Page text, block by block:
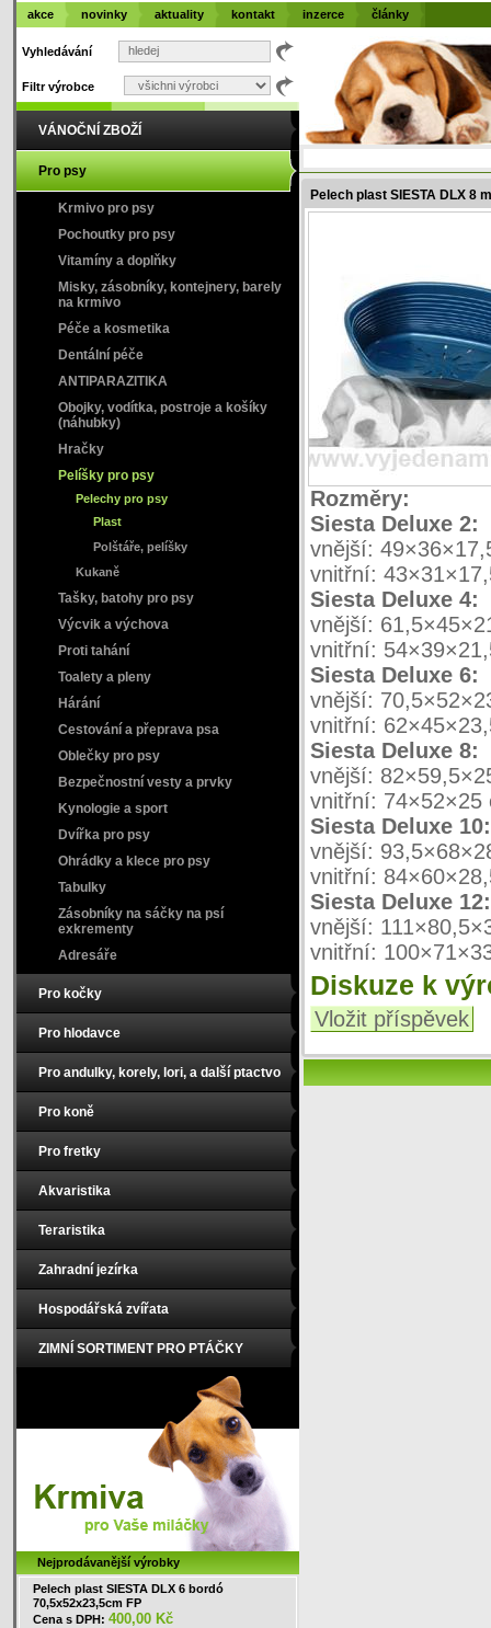
Pelech plast SIESTA DLX 8
Rozměry:
Siesta Deluxe 2:
vnější:
vnitřní:
Siesta Deluxe 4:
vnější:
vnitřní:
Siesta Deluxe 6:
vnější:
vnitřní:
Siesta Deluxe 8:
vnější:
vnitřní: 74×52×25
Siesta Deluxe 10:
vnější:
vnitřní:
Siesta Deluxe 12:
vnější:
vnitřní:
Diskuze k
Vložit příspěvek
Vyhledávání
Filtr výrobce
VÁNOČNÍ ZBOŽÍ
Pro psy
Krmivo pro psy
Pochoutky pro psy
Vitamíny a doplňky
Misky, zásobníky, kontejnery, barely
na krmivo
Péče a kosmetika
Dentální péče
ANTIPARAZITIKA
Obojky, vodítka, postroje a košíky
(náhubky)
Hračky
Pelíšky pro psy
Pelechy pro psy
Plast
Polštáře, pelíšky
Kukaně
Tašky, batohy pro psy
Výcvik a výchova
Proti tahání
Toalety a pleny
Hárání
Cestování a přeprava psa
Oblečky pro psy
Bezpečnostní vesty a prvky
Kynologie a sport
Dvířka pro psy
Ohrádky a klece pro psy
Tabulky
Zásobníky na sáčky na psí
exkrementy
Adresáře
Pro kočky
Pro hlodavce
Pro andulky, korely, lori, a další ptactvo
Pro koně
Pro fretky
Akvaristika
Teraristika
Zahradní jezírka
Hospodářská zvířata
ZIMNÍ SORTIMENT PRO PTÁČKY
Nejprodávanější výrobky
Pelech plast SIESTA DLX 6 bordó
70,5x52x23,5cm FP
Cena s DPH: 400,00 Kč
akce novinky aktuality kontakt inzerce články